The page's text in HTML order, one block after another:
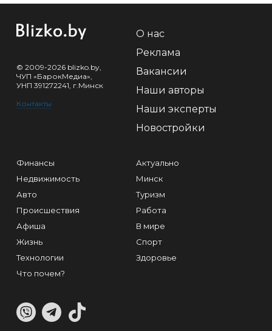
© 2009-2026 blizko.by,
ЧУП «БарокМедиа»,
УНП 391272241, г.Минск
Контакты
О нас
Реклама
Вакансии
Наши авторы
Наши эксперты
Новостройки
Финансы
Недвижимость
Авто
Происшествия
Афиша
Жизнь
Технологии
Что почем?
Актуально
Минск
Туризм
Работа
В мире
Спорт
Здоровье